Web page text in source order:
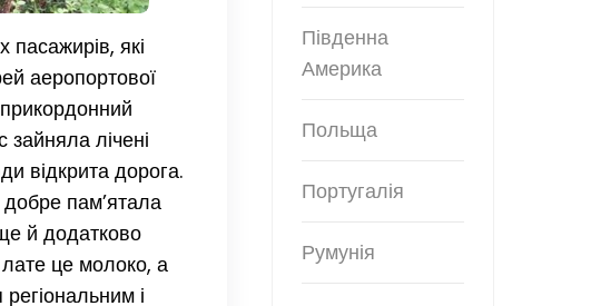
які
аеропортової
зайняла лічені
відкрита дорога.
пам’ятала
й додатково
лате це молоко, а
і
Південна
Америка
Польща
Португалія
Румунія